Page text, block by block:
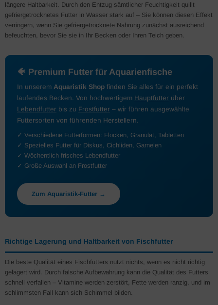
längere Haltbarkeit. Durch den Entzug sämtlicher Feuchtigkeit quillt
gefriergetrocknetes Futter in Wasser stark auf – Sie können diesen Effekt
verringern, wenn Sie gefriergetrocknete Nahrung zunächst ausreichend
befeuchten, bevor Sie sie in Ihr Becken oder Ihren Teich geben.
🐠 Premium Futter für Aquarienfische
In unserem Aquaristik Shop finden Sie alles für ein perfekt
laufendes Becken. Von hochwertigem Hauptfutter über
Lebendfutter bis zu Frostfutter – wir führen ausgewählte
Futtersorten von führenden Herstellern.
✓ Verschiedene Futterformen: Flocken, Granulat, Tabletten
✓ Spezielles Futter für Diskus, Cichliden, Garnelen
✓ Wöchentlich frisches Lebendfutter
✓ Große Auswahl an Frostfutter
Zum Aquaristik-Futter →
Richtige Lagerung und Haltbarkeit von Fischfutter
Die beste Qualität eines Fischfutters nutzt nichts, wenn es nicht richtig
gelagert wird. Durch falsche Aufbewahrung kann die Qualität des Futters
schnell verfallen – Vitamine werden zerstört, Fette werden ranzig, und im
schlimmsten Fall kann sich Schimmel bilden.